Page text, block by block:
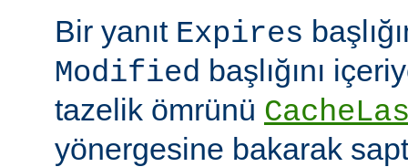
Bir yanıt Expires
Modified başlığını
tazelik ömrünü
yönergesine bakarak